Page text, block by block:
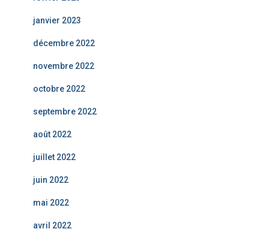
janvier 2023
décembre 2022
novembre 2022
octobre 2022
septembre 2022
août 2022
juillet 2022
juin 2022
mai 2022
avril 2022